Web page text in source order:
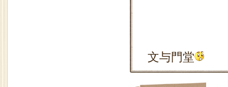
文与門堂